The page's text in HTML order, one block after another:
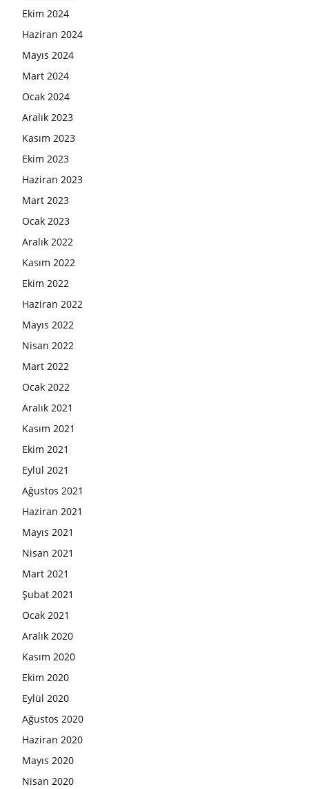
Ekim 2024
Haziran 2024
Mayıs 2024
Mart 2024
Ocak 2024
Aralık 2023
Kasım 2023
Ekim 2023
Haziran 2023
Mart 2023
Ocak 2023
Aralık 2022
Kasım 2022
Ekim 2022
Haziran 2022
Mayıs 2022
Nisan 2022
Mart 2022
Ocak 2022
Aralık 2021
Kasım 2021
Ekim 2021
Eylül 2021
Ağustos 2021
Haziran 2021
Mayıs 2021
Nisan 2021
Mart 2021
Şubat 2021
Ocak 2021
Aralık 2020
Kasım 2020
Ekim 2020
Eylül 2020
Ağustos 2020
Haziran 2020
Mayıs 2020
Nisan 2020